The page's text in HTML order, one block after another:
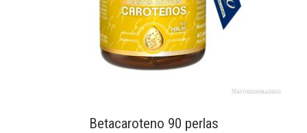
Betacaroteno 90 perlas